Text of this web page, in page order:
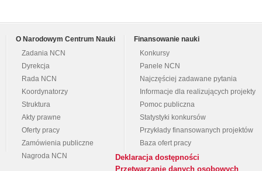
O Narodowym Centrum Nauki
Zadania NCN
Dyrekcja
Rada NCN
Koordynatorzy
Struktura
Akty prawne
Oferty pracy
Zamówienia publiczne
Nagroda NCN
Finansowanie nauki
Konkursy
Panele NCN
Najczęściej zadawane pytania
Informacje dla realizujących projekty
Pomoc publiczna
Statystyki konkursów
Przykłady finansowanych projektów
Baza ofert pracy
Deklaracja dostępności
Przetwarzanie danych osobowych